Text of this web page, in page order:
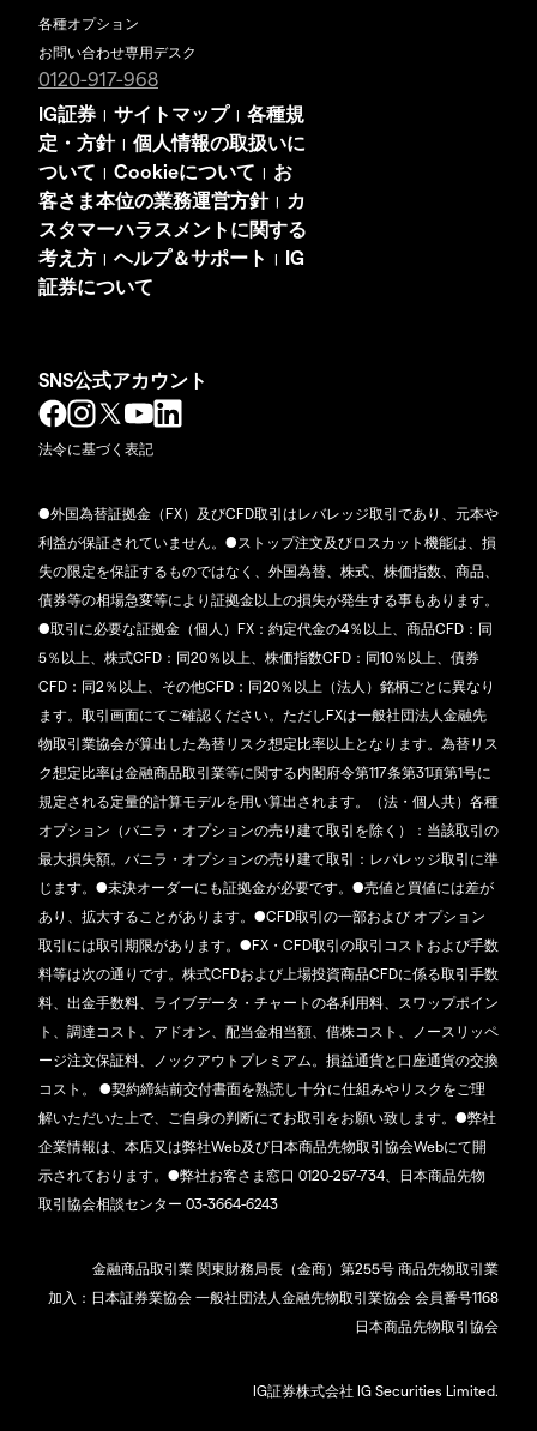
各種オプション
お問い合わせ専用デスク
0120-917-968
IG証券 | サイトマップ | 各種規
定・方針| 個人情報の取扱いに
ついて | Cookieについて | お
客さま本位の業務運営方針|
カ
スタマーハラスメントに関する
考え方 | ヘルプ＆サポート | IG
証券について
SNS公式アカウント
法令に基づく表記
●外国為替証拠金（FX）及びCFD取引はレバレッジ取引であり、元本や
利益が保証されていません。●ストップ注文及びロスカット機能は、損
失の限定を保証するものではなく、外国為替、株式、株価指数、商品、
債券等の相場急変等により証拠金以上の損失が発生する事もあります。
●取引に必要な証拠金（個人）FX：約定代金の4％以上、商品CFD：同
5％以上、株式CFD：同20％以上、株価指数CFD：同10％以上、債券
CFD：同2％以上、その他CFD：同20％以上（法人）銘柄ごとに異なり
ます。取引画面にてご確認ください。ただしFXは一般社団法人金融先
物取引業協会が算出した為替リスク想定比率以上となります。為替リス
ク想定比率は金融商品取引業等に関する内閣府令第117条第31項第1号に
規定される定量的計算モデルを用い算出されます。（法・個人共）各種
オプション（バニラ・オプションの売り建て取引を除く）：当該取引の
最大損失額。バニラ・オプションの売り建て取引：レバレッジ取引に準
じます。●未決オーダーにも証拠金が必要です。●売値と買値には差が
あり、拡大することがあります。●CFD取引の一部および オプション
取引には取引期限があります。●FX・CFD取引の取引コストおよび手数
料等は次の通りです。株式CFDおよび上場投資商品CFDに係る取引手数
料、出金手数料、ライブデータ・チャートの各利用料、スワップポイン
ト、調達コスト、アドオン、配当金相当額、借株コスト、ノースリッペ
ージ注文保証料、ノックアウトプレミアム。損益通貨と口座通貨の交換
コスト。 ●契約締結前交付書面を熟読し十分に仕組みやリスクをご理
解いただいた上で、ご自身の判断にてお取引をお願い致します。●弊社
企業情報は、本店又は弊社Web及び日本商品先物取引協会Webにて開
示されております。●弊社お客さま窓口 0120-257-734、日本商品先物
取引協会相談センター 03-3664-6243
金融商品取引業 関東財務局長（金商）第255号 商品先物取引業
加入：日本証券業協会 一般社団法人金融先物取引業協会 会員番号1168
日本商品先物取引協会
IG証券株式会社 IG Securities Limited.